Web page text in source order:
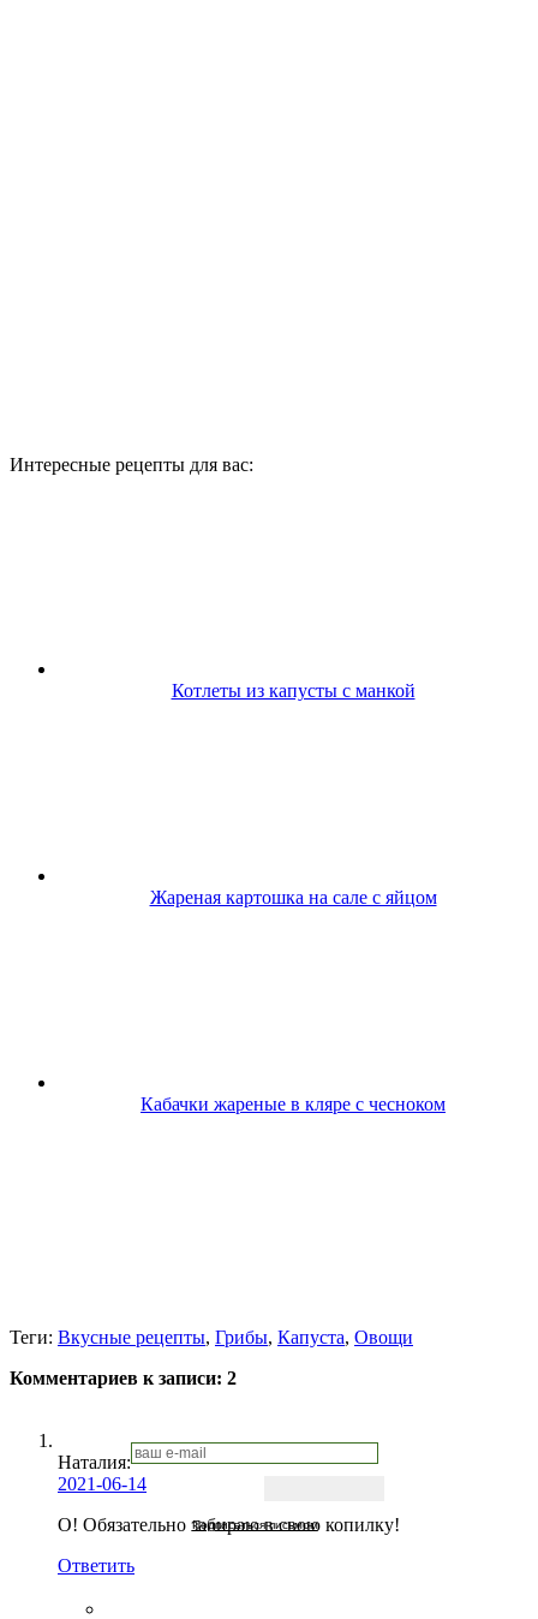
Интересные рецепты для вас:
Котлеты из капусты с манкой
Жареная картошка на сале с яйцом
Кабачки жареные в кляре с чесноком
Подписаться письмом
Теги: Вкусные рецепты, Грибы, Капуста, Овощи
Комментариев к записи: 2
Наталия:
2021-06-14
О! Обязательно забираю в свою копилку!
Ответить